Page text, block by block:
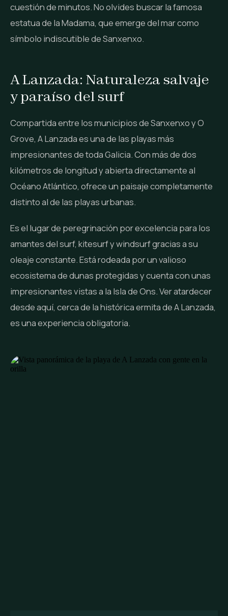
cuestión de minutos. No olvides buscar la famosa
estatua de la Madama, que emerge del mar como
símbolo indiscutible de Sanxenxo.
A Lanzada: Naturaleza salvaje
y paraíso del surf
Compartida entre los municipios de Sanxenxo y O
Grove, A Lanzada es una de las playas más
impresionantes de toda Galicia. Con más de dos
kilómetros de longitud y abierta directamente al
Océano Atlántico, ofrece un paisaje completamente
distinto al de las playas urbanas.
Es el lugar de peregrinación por excelencia para los
amantes del surf, kitesurf y windsurf gracias a su
oleaje constante. Está rodeada por un valioso
ecosistema de dunas protegidas y cuenta con unas
impresionantes vistas a la Isla de Ons. Ver atardecer
desde aquí, cerca de la histórica ermita de A Lanzada,
es una experiencia obligatoria.